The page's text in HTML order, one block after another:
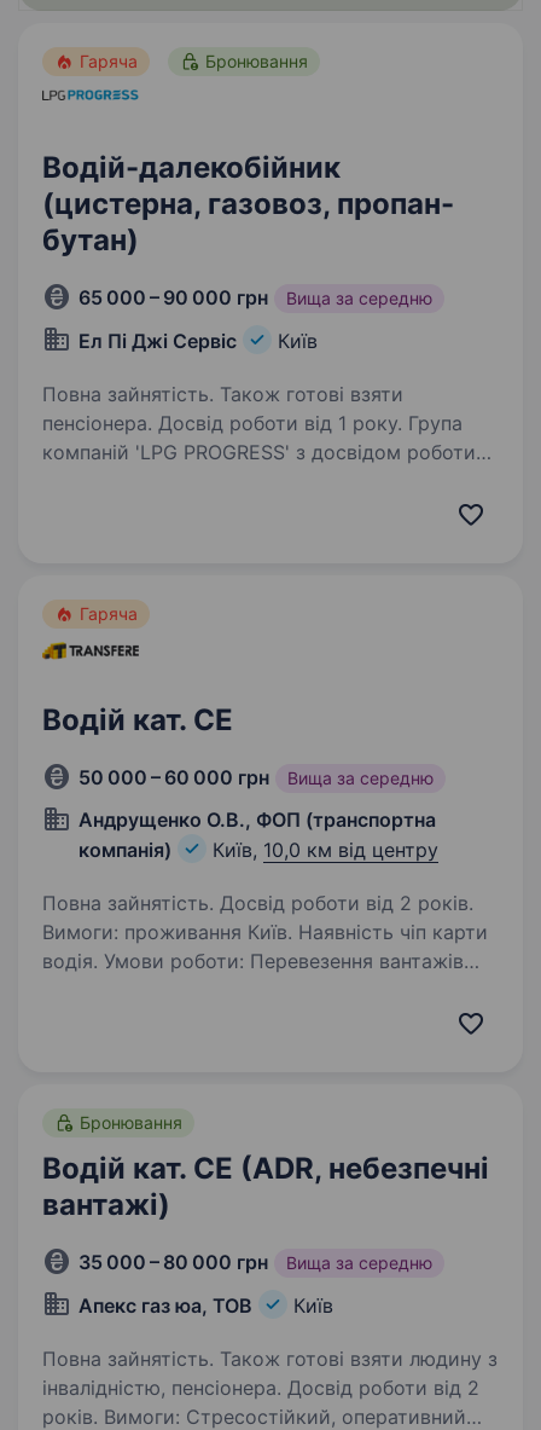
Гаряча Бронювання
Водій-далекобійник
(цистерна, газовоз, пропан-
бутан)
65 000 – 90 000 грн Вища за середню
Ел Пі Джі Сервіс Київ
Повна зайнятість. Також готові взяти
пенсіонера. Досвід роботи від 1 року. Група
компаній 'LPG PROGRESS' з досвідом роботи
бутану, для розширення штату набирає водіїв-
Гаряча
Водій кат. СЕ
50 000 – 60 000 грн Вища за середню
Андрущенко О.В., ФОП (транспортна
компанія)
Київ, 10,0 км від центру
Повна зайнятість. Досвід роботи від 2 років.
Вимоги: проживання Київ. Наявність чіп карти
водія. Умови роботи: Перевезення вантажів
Бронювання
Водій кат. CE (ADR, небезпечні
вантажі)
35 000 – 80 000 грн Вища за середню
Апекс газ юа, ТОВ Київ
Повна зайнятість. Також готові взяти людину з
інвалідністю, пенсіонера. Досвід роботи від 2
років. Вимоги: Стресостійкий, оперативний